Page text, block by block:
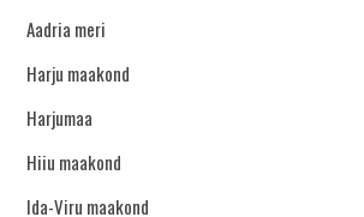
Aadria meri
Harju maakond
Harjumaa
Hiiu maakond
Ida-Viru maakond